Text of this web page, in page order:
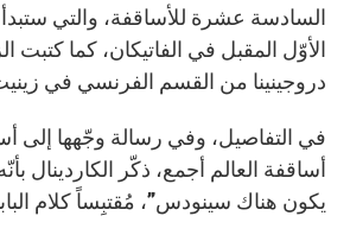
الأوّل المقبل في الفاتيكان، كما كتبت
دروجينينا من القسم الفرنسي في
في التفاصيل، وفي رسالة وجّهها إلى
أساقفة العالم أجمع، ذكّر الكاردينال
يكون هناك سينودس”، مُقتبِساً كلام